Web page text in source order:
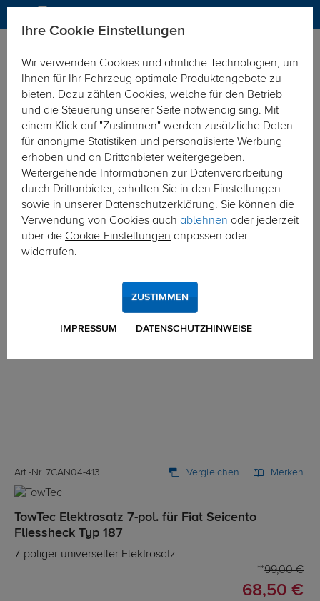
Hier geht's zur Fahrzeugübersicht: Fiat Seicento Fliessheck
Art.-Nr. 7CAN04-413 Vergleichen Merken
TowTec Elektrosatz 7-pol. für Fiat Seicento
Fliessheck Typ 187
7-poliger universeller Elektrosatz
99,00 €
68,50 €
Ihre Cookie Einstellungen
Wir verwenden Cookies und ähnliche Technologien, um
Ihnen für Ihr Fahrzeug optimale Produktangebote zu
bieten. Dazu zählen Cookies, welche für den Betrieb
und die Steuerung unserer Seite notwendig sing. Mit
einem Klick auf "Zustimmen" werden zusätzliche Daten
für anonyme Statistiken und personalisierte Werbung
erhoben und an Drittanbieter weitergegeben.
Weitergehende Informationen zur Datenverarbeitung
durch Drittanbieter, erhalten Sie in den Einstellungen
sowie in unserer Datenschutzerklärung. Sie können die
Verwendung von Cookies auch ablehnen oder jederzeit
über die Cookie-Einstellungen anpassen oder
widerrufen.
IMPRESSUM DATENSCHUTZHINWEISE
ZUSTIMMEN